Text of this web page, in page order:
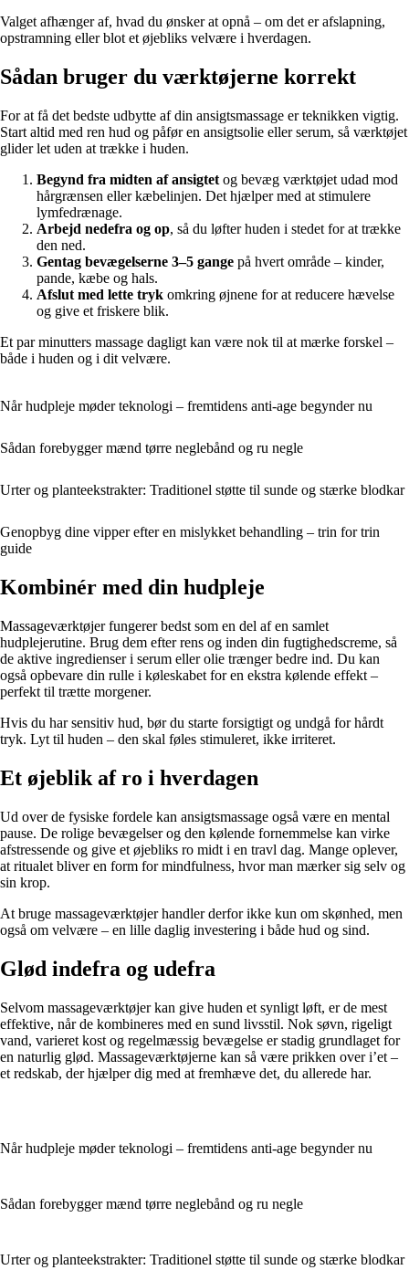
Valget afhænger af, hvad du ønsker at opnå – om det er afslapning,
opstramning eller blot et øjebliks velvære i hverdagen.
Sådan bruger du værktøjerne korrekt
For at få det bedste udbytte af din ansigtsmassage er teknikken vigtig.
Start altid med ren hud og påfør en ansigtsolie eller serum, så værktøjet
glider let uden at trække i huden.
Begynd fra midten af ansigtet og bevæg værktøjet udad mod
hårgrænsen eller kæbelinjen. Det hjælper med at stimulere
lymfedrænage.
Arbejd nedefra og op, så du løfter huden i stedet for at trække
den ned.
Gentag bevægelserne 3–5 gange på hvert område – kinder,
pande, kæbe og hals.
Afslut med lette tryk omkring øjnene for at reducere hævelse
og give et friskere blik.
Et par minutters massage dagligt kan være nok til at mærke forskel –
både i huden og i dit velvære.
Når hudpleje møder teknologi – fremtidens anti-age begynder nu
Sådan forebygger mænd tørre neglebånd og ru negle
Urter og planteekstrakter: Traditionel støtte til sunde og stærke blodkar
Genopbyg dine vipper efter en mislykket behandling – trin for trin
guide
Kombinér med din hudpleje
Massageværktøjer fungerer bedst som en del af en samlet
hudplejerutine. Brug dem efter rens og inden din fugtighedscreme, så
de aktive ingredienser i serum eller olie trænger bedre ind. Du kan
også opbevare din rulle i køleskabet for en ekstra kølende effekt –
perfekt til trætte morgener.
Hvis du har sensitiv hud, bør du starte forsigtigt og undgå for hårdt
tryk. Lyt til huden – den skal føles stimuleret, ikke irriteret.
Et øjeblik af ro i hverdagen
Ud over de fysiske fordele kan ansigtsmassage også være en mental
pause. De rolige bevægelser og den kølende fornemmelse kan virke
afstressende og give et øjebliks ro midt i en travl dag. Mange oplever,
at ritualet bliver en form for mindfulness, hvor man mærker sig selv og
sin krop.
At bruge massageværktøjer handler derfor ikke kun om skønhed, men
også om velvære – en lille daglig investering i både hud og sind.
Glød indefra og udefra
Selvom massageværktøjer kan give huden et synligt løft, er de mest
effektive, når de kombineres med en sund livsstil. Nok søvn, rigeligt
vand, varieret kost og regelmæssig bevægelse er stadig grundlaget for
en naturlig glød. Massageværktøjerne kan så være prikken over i’et –
et redskab, der hjælper dig med at fremhæve det, du allerede har.
Når hudpleje møder teknologi – fremtidens anti-age begynder nu
Sådan forebygger mænd tørre neglebånd og ru negle
Urter og planteekstrakter: Traditionel støtte til sunde og stærke blodkar